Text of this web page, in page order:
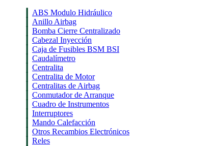
ABS Modulo Hidráulico
Anillo Airbag
Bomba Cierre Centralizado
Cabezal Inyección
Caja de Fusibles BSM BSI
Caudalímetro
Centralita
Centralita de Motor
Centralitas de Airbag
Conmutador de Arranque
Cuadro de Instrumentos
Interruptores
Mando Calefacción
Otros Recambios Electrónicos
Reles